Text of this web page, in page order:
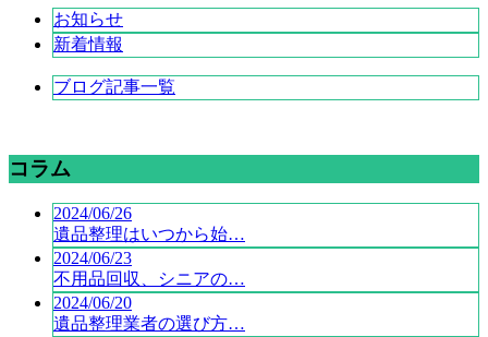
お知らせ
新着情報
ブログ記事一覧
コラム
2024/06/26
遺品整理はいつから始…
2024/06/23
不用品回収、シニアの…
2024/06/20
遺品整理業者の選び方…